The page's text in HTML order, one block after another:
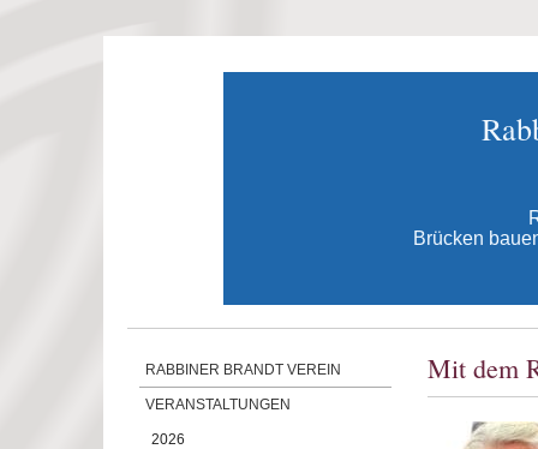
Brücken
RABBINER BRANDT VEREIN
VERANSTALTUNGEN
2026
Mit dem